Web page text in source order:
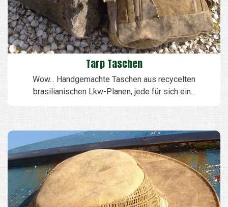
Tarp Taschen
Wow... Handgemachte Taschen aus recycelten
brasilianischen Lkw-Planen, jede für sich ein...